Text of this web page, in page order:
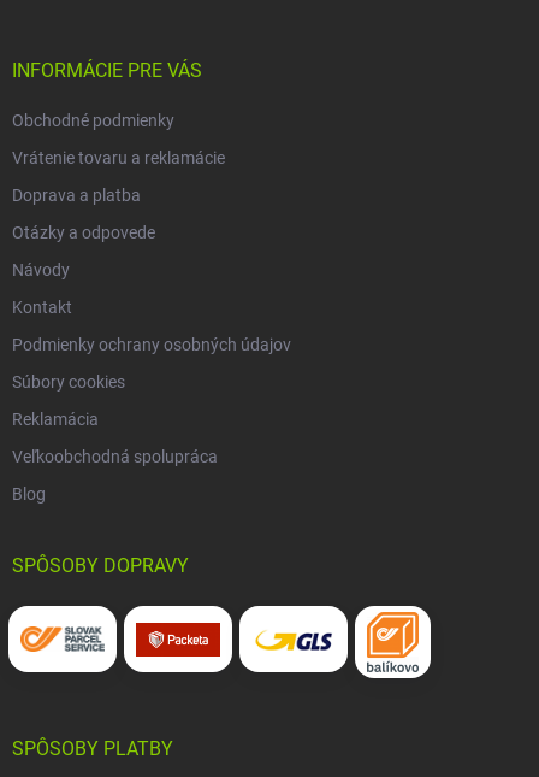
INFORMÁCIE PRE VÁS
Obchodné podmienky
Vrátenie tovaru a reklamácie
Doprava a platba
Otázky a odpovede
Návody
Kontakt
Podmienky ochrany osobných údajov
Súbory cookies
Reklamácia
Veľkoobchodná spolupráca
Blog
SPÔSOBY DOPRAVY
SPÔSOBY PLATBY